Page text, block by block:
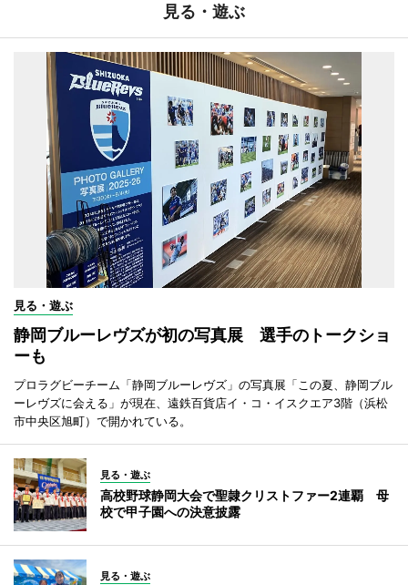
見る・遊ぶ
見る・遊ぶ
静岡ブルーレヴズが初の写真展 選手のトークショ
ーも
プロラグビーチーム「静岡ブルーレヴズ」の写真展「この夏、静岡ブル
ーレヴズに会える」が現在、遠鉄百貨店イ・コ・イスクエア3階（浜松
市中央区旭町）で開かれている。
見る・遊ぶ
高校野球静岡大会で聖隷クリストファー2連覇 母
校で甲子園への決意披露
見る・遊ぶ